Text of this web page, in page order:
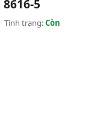
5
Tình trạng:Còn